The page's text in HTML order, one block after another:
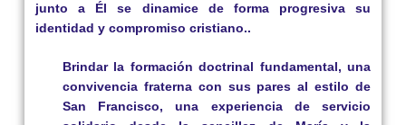
junto a Él se dinamice de forma progresiva su
identidad y compromiso cristiano..
Brindar la formación doctrinal fundamental, una
convivencia fraterna con sus pares al estilo de
San Francisco, una experiencia de servicio